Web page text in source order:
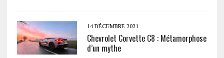
14 DÉCEMBRE 2021
Chevrolet Corvette C8 : Métamorphose
d’un mythe